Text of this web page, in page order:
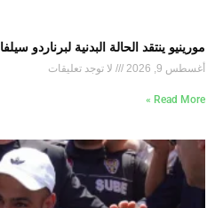
مورينيو ينتقد الحالة البدنية لبرناردو سيلفا
أغسطس 9, 2026 لا توجد تعليقات
Read More »